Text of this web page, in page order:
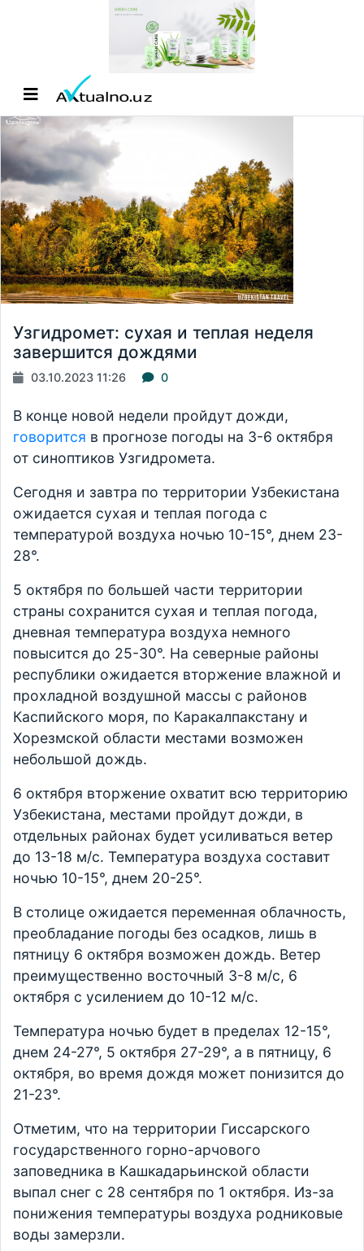
Узгидромет: сухая и теплая неделя
завершится дождями
03.10.2023 11:26 0
В конце новой недели пройдут дожди,
говорится в прогнозе погоды на 3-6 октября
от синоптиков Узгидромета.
Сегодня и завтра по территории Узбекистана
ожидается сухая и теплая погода с
температурой воздуха ночью 10-15°, днем 23-
28°.
5 октября по большей части территории
страны сохранится сухая и теплая погода,
дневная температура воздуха немного
повысится до 25-30°. На северные районы
республики ожидается вторжение влажной и
прохладной воздушной массы с районов
Каспийского моря, по Каракалпакстану и
Хорезмской области местами возможен
небольшой дождь.
6 октября вторжение охватит всю территорию
Узбекистана, местами пройдут дожди, в
отдельных районах будет усиливаться ветер
до 13-18 м/с. Температура воздуха составит
ночью 10-15°, днем 20-25°.
В столице ожидается переменная облачность,
преобладание погоды без осадков, лишь в
пятницу 6 октября возможен дождь. Ветер
преимущественно восточный 3-8 м/с, 6
октября c усилением до 10-12 м/с.
Температура ночью будет в пределах 12-15°,
днем 24-27°, 5 октября 27-29°, а в пятницу, 6
октября, во время дождя может понизится до
21-23°.
Отметим, что на территории Гиссарского
государственного горно-арчового
заповедника в Кашкадарьинской области
выпал снег с 28 сентября по 1 октября. Из-за
понижения температуры воздуха родниковые
воды замерзли.